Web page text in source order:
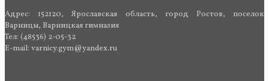
Адрес: 152120, Ярославская область, город Ростов, поселок
Варницы, Варницкая гимназия
Тел: (48536) 2-05-32
E-mail: varnicy.gym@yandex.ru